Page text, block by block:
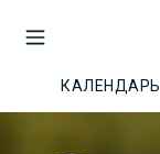
КАЛЕНДАРЬ